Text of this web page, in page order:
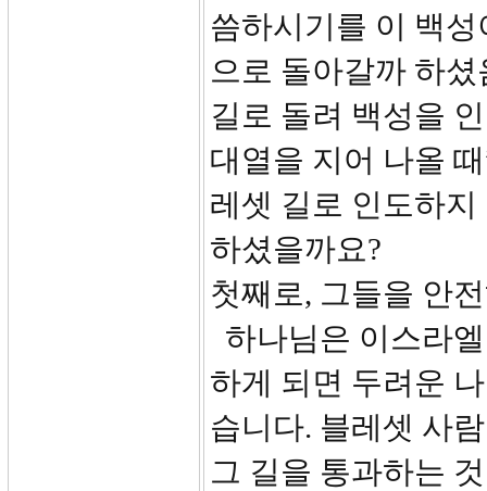
씀하시기를 이 백
으로 돌아갈까 하
길로 돌려 백성을
대열을 지어 나올
레셋 길로 인도하
하셨을까요?
첫째로, 그들을 안
하나님은 이스라
하게 되면 두려운
습니다. 블레셋 사
그 길을 통과하는